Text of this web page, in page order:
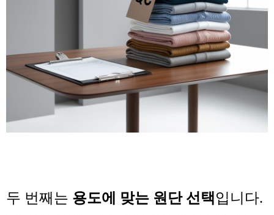
두 번째는 용도에 맞는 원단 선택입니다.